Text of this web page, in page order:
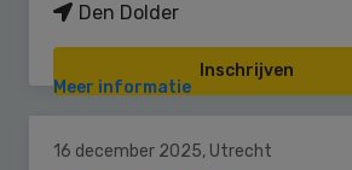
Den Dolder
Inschrijven
Meer informatie
16 december 2025, Utrecht